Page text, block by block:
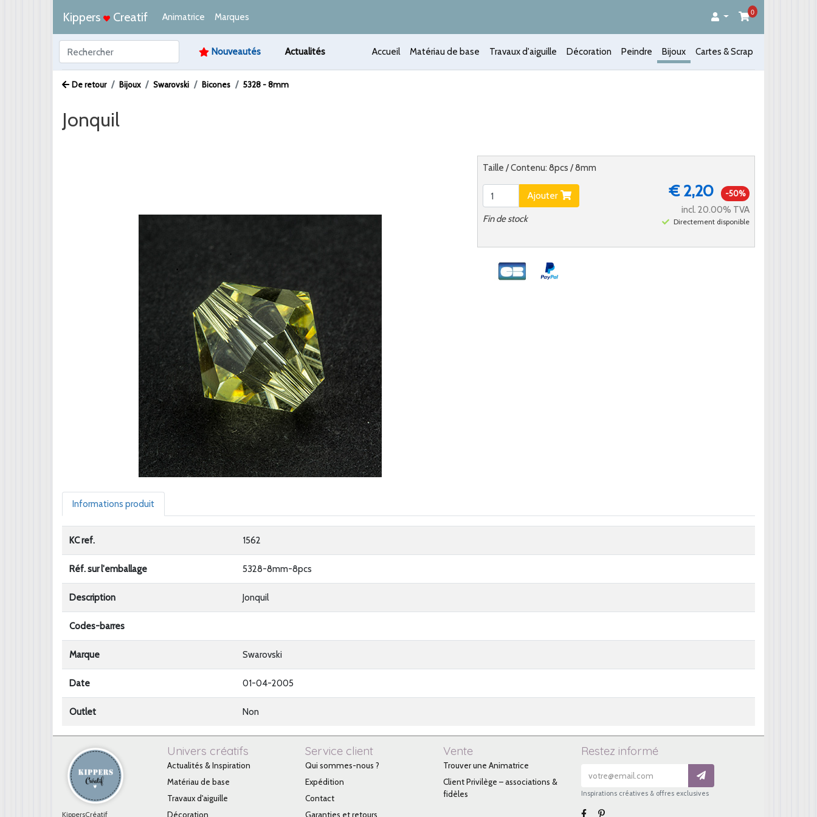
Kippers Creatif Animatrice Marques 0
Nouveautés Actualités Accueil Matériau de base Travaux d'aiguille Décoration Peindre Bijoux Cartes & Scrap
De retour Bijoux Swarovski Bicones 5328 - 8mm
Jonquil
Taille / Contenu: 8pcs / 8mm
Ajouter
Fin de stock
€ 2,20 -50%
incl. 20.00% TVA
Directement disponible
Informations produit
KC ref. 1562
Réf. sur l'emballage 5328-8mm-8pcs
Description Jonquil
Codes-barres
Marque Swarovski
Date 01-04-2005
Outlet Non
KippersCréatif
Univers créatifs
Actualités & Inspiration
Matériau de base
Travaux d'aiguille
Décoration
Service client
Qui sommes-nous ?
Expédition
Contact
Garanties et retours
Vente
Trouver une Animatrice
Client Privilège – associations &
fidèles
Restez informé
Inspirations créatives & offres exclusives